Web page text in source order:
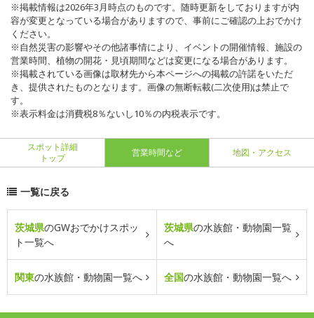
※掲載情報は2026年3月時点のものです。随時更新をしておりますが内
容が変更となっている場合がありますので、事前にご確認の上おでかけ
ください。
※自然災害の影響やその他諸事情により、イベントの開催情報、施設の
営業時間、植物の開花・見頃期間などは変更になる場合があります。
※掲載されている画像は取材先から本ページへの掲載の許諾をいただ
き、提供されたものとなります。画像の無断転載(二次使用)は禁止で
す。
※表示料金は消費税8％ないし10％の内税表示です。
スポット詳細
トップ
営業時間など 地図・アクセス
一覧に戻る
茨城県のGWおでかけスポッ
ト一覧へ
茨城県の水族館・動物園一覧
へ
関東の水族館・動物園一覧へ 全国の水族館・動物園一覧へ